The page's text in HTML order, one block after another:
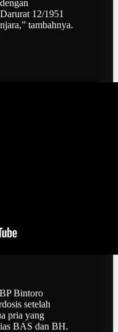
12/1951
tambahnya.
Bintoro
setelah
pria yang
BAS dan BH.